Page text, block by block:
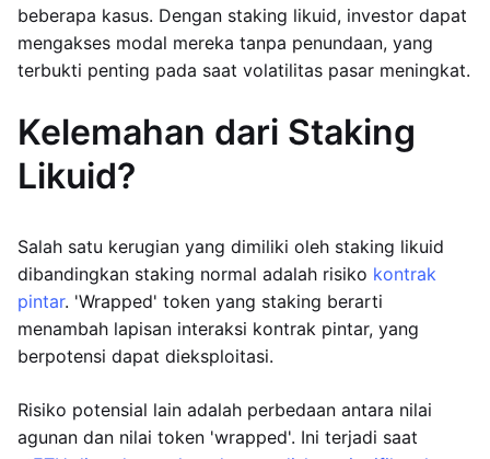
beberapa kasus. Dengan staking likuid, investor dapat
mengakses modal mereka tanpa penundaan, yang
terbukti penting pada saat volatilitas pasar meningkat.
Kelemahan dari Staking
Likuid?
Salah satu kerugian yang dimiliki oleh staking likuid
dibandingkan staking normal adalah risiko kontrak
pintar. 'Wrapped' token yang staking berarti
menambah lapisan interaksi kontrak pintar, yang
berpotensi dapat dieksploitasi.
Risiko potensial lain adalah perbedaan antara nilai
agunan dan nilai token 'wrapped'. Ini terjadi saat